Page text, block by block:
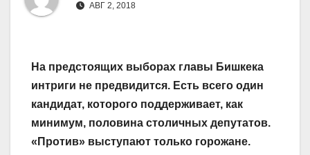
АВГ 2, 2018
На предстоящих выборах главы Бишкека
интриги не предвидится. Есть всего один
кандидат, которого поддер­живает, как
минимум, половина столичных депутатов.
«Против» выступают только горожане.